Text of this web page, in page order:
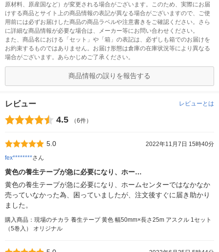
原材料、原産国など）が変更される場合がございます。このため、実際にお届
けする商品とサイト上の商品情報の表記が異なる場合がございますので、ご使
用前には必ずお届けした商品の商品ラベルや注意書きをご確認ください。さら
に詳細な商品情報が必要な場合は、メーカー等にお問い合わせください。
また、商品名における「セット」や「箱」の表記は、必ずしも箱でのお届けを
お約束するものではありません。お届け形態は倉庫の在庫状況等により異なる
場合がございます。あらかじめご了承ください。
商品情報の誤りを報告する
レビュー レビューとは
4.5 （6件）
5.0
2022年11月7日 15時40分
fex********さん
黄色の養生テープが急に必要になり、ホー…
黄色の養生テープが急に必要になり、ホームセンターではなかなか
売っていなかった為、困っていましたが、注文後すぐに届き助かり
ました。
購入商品：現場のチカラ 養生テープ 黄色 幅50mm×長さ25m アスクル 1セット
（5巻入） オリジナル